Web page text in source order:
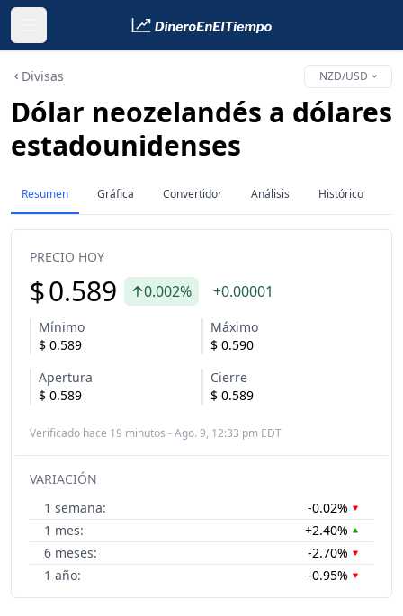
Divisas NZD/USD
Dólar neozelandés a dólares
estadounidenses
Resumen Gráfica Convertidor Análisis Histórico
PRECIO HOY
$0.589 0.002% +0.00001
Mínimo
$ 0.589
Máximo
$ 0.590
Apertura
$ 0.589
Cierre
$ 0.589
Verificado hace 19 minutos - Ago. 9, 12:33 pm EDT
VARIACIÓN
1 semana:
-0.02%
1 mes:
+2.40%
6 meses:
-2.70%
1 año:
-0.95%